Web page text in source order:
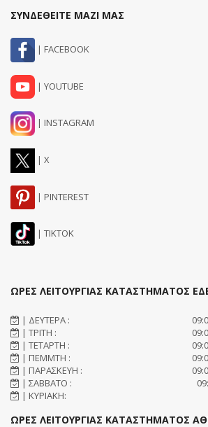
ΣΥΝΔΕΘΕΙΤΕ ΜΑΖΙ ΜΑΣ
| FACEBOOK
| YOUTUBE
| INSTAGRAM
| X
| PINTEREST
| TIKTOK
ΩΡΕΣ ΛΕΙΤΟΥΡΓΙΑΣ ΚΑΤΑΣΤΗΜΑΤΟΣ
| ΔΕΥΤΕΡΑ :
| ΤΡΙΤΗ :
| ΤΕΤΑΡΤΗ :
| ΠΕΜΜΤΗ :
| ΠΑΡΑΣΚΕΥΗ :
| ΣΑΒΒΑΤΟ :
| ΚΥΡΙΑΚΗ:
ΩΡΕΣ ΛΕΙΤΟΥΡΓΙΑΣ ΚΑΤΑΣΤΗΜΑΤΟΣ